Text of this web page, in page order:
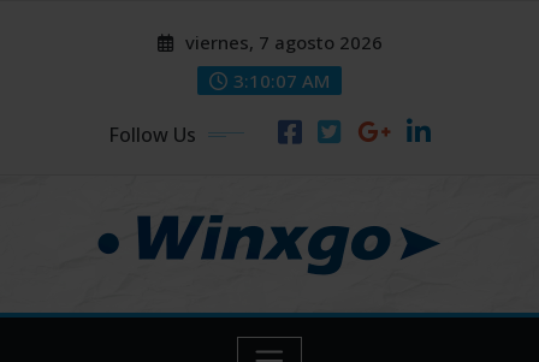
viernes, 7 agosto 2026
3:10:08 AM
Follow Us